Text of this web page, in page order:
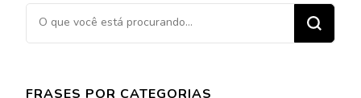
Procurando
algo?
FRASES POR CATEGORIAS